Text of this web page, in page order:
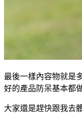
最後一樣內容物就是
好的產品防呆基本都
大家還是趕快跟我去